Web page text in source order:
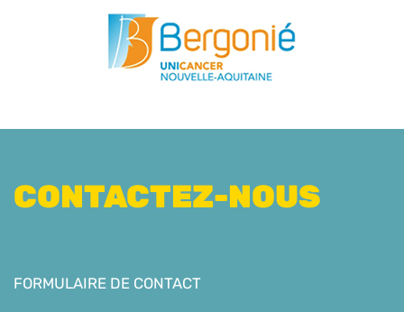
CONTACTEZ-NOUS
FORMULAIRE DE CONTACT